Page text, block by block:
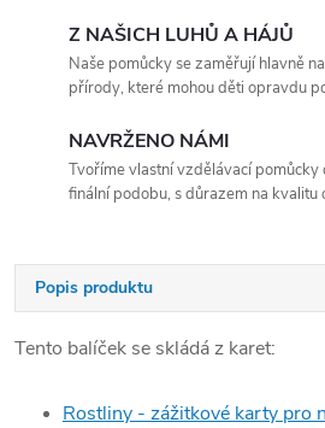
Z NAŠICH LUHŮ A HÁJŮ
Naše pomůcky se zaměřují hlavně
přírody, které mohou děti opravdu
NAVRŽENO NÁMI
Tvoříme vlastní vzdělávací
finální podobu, s důrazem na kvalitu
Popis produktu
Tento balíček se skládá z karet:
Rostliny - zážitkové karty pro